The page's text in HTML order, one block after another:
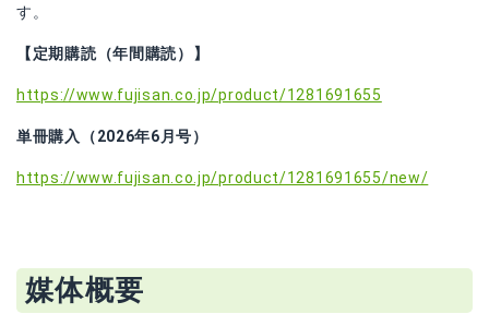
す。
【定期購読（年間購読）】
https://www.fujisan.co.jp/product/1281691655
単冊購入（2026年6月号）
https://www.fujisan.co.jp/product/1281691655/new/
媒体概要